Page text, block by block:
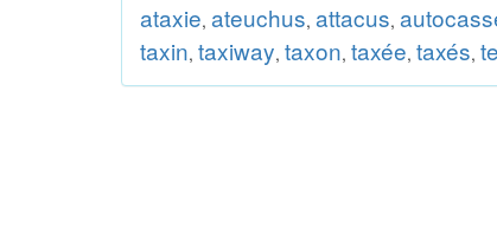
ataxie, ateuchus, attacus,
taxin, taxiway, taxon, taxée, taxés,